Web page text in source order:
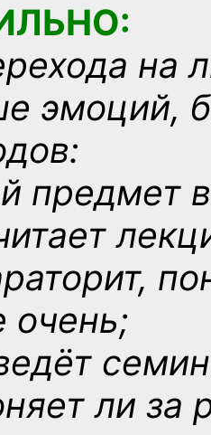
на
эмоций,
предмет
очень;
ли за